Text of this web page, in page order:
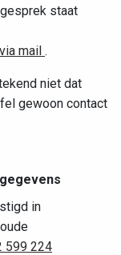
staat
via mail .
niet dat
gewoon contact
in
599 224